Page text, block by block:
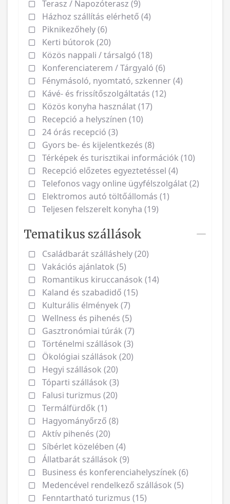
Terasz / Napozóterasz (9)
Házhoz szállítás elérhető (4)
Piknikezőhely (6)
Kerti bútorok (20)
Közös nappali / társalgó (18)
Konferenciaterem / Tárgyaló (6)
Fénymásoló, nyomtató, szkenner (4)
Kávé- és frissítőszolgáltatás (12)
Közös konyha használat (17)
Recepció a helyszínen (10)
24 órás recepció (3)
Gyors be- és kijelentkezés (8)
Térképek és turisztikai információk (10)
Recepció előzetes egyeztetéssel (4)
Telefonos vagy online ügyfélszolgálat (2)
Elektromos autó töltőállomás (1)
Teljesen felszerelt konyha (19)
Tematikus szállások
Családbarát szálláshely (20)
Vakációs ajánlatok (5)
Romantikus kiruccanások (14)
Kaland és szabadidő (15)
Kulturális élmények (7)
Wellness és pihenés (5)
Gasztronómiai túrák (7)
Történelmi szállások (3)
Ökológiai szállások (20)
Hegyi szállások (20)
Tóparti szállások (3)
Falusi turizmus (20)
Termálfürdők (1)
Hagyományőrző (8)
Aktív pihenés (20)
Síbérlet közelében (4)
Állatbarát szállások (9)
Business és konferenciahelyszínek (6)
Medencével rendelkező szállások (5)
Fenntartható turizmus (15)